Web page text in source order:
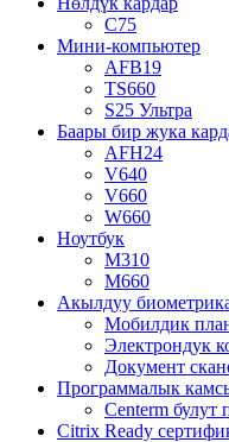
C75
Мини-компьютер
AFB19
TS660
S25 Ультра
Баары бир жука
AFH24
V640
V660
W660
Ноутбук
M310
M660
Акылдуу
Мобилдик
Электрондук
Документ
Программалык
Centerm булут
Citrix Ready